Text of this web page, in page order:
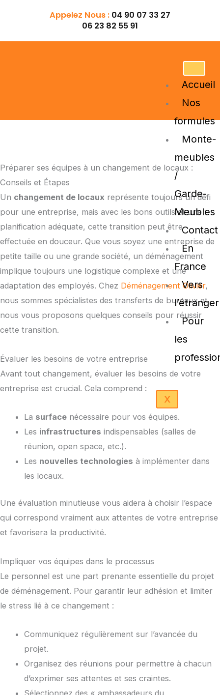
Appelez Nous : 04 90 07 33 27
06 23 82 55 91
Accueil
Nos
formules
Monte-
meubles
/
Garde-
Meubles
Contact
En
France
Vers
l’étranger
Pour
les
X
Préparer ses équipes à un changement de locaux :
Conseils et Étapes
Un changement de locaux représente toujours un défi
pour une entreprise, mais avec les bons outils et une
planification adéquate, cette transition peut être
effectuée en douceur. Que vous soyez une entreprise de
petite taille ou une grande société, un déménagement
implique toujours une logistique complexe et une
adaptation des employés. Chez Déménagement Olivier,
nous sommes spécialistes des transferts de bureaux et
nous vous proposons quelques conseils pour réussir
cette transition.
Évaluer les besoins de votre entreprise
Avant tout changement, évaluer les besoins de votre
entreprise est crucial. Cela comprend :
La surface nécessaire pour vos équipes.
Les infrastructures indispensables (salles de
réunion, open space, etc.).
Les nouvelles technologies à implémenter dans
les locaux.
Une évaluation minutieuse vous aidera à choisir l’espace
qui correspond vraiment aux attentes de votre entreprise
et favorisera la productivité.
Impliquer vos équipes dans le processus
Le personnel est une part prenante essentielle du projet
de déménagement. Pour garantir leur adhésion et limiter
le stress lié à ce changement :
Communiquez régulièrement sur l’avancée du
projet.
Organisez des réunions pour permettre à chacun
d’exprimer ses attentes et ses craintes.